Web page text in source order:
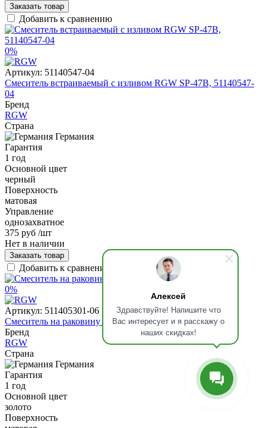
Алексей
Здравствуйте! Напишите что
Вас интересует и я расскажу о
наших скидках!
Заказать товар
Добавить к сравнению
0%
Артикул: 51140547-04
Смеситель встраиваемый с изливом RGW SP-47B, 51140547-
04
Бренд
RGW
Страна
Германия
Гарантия
1 год
Основной цвет
черный
Поверхность
матовая
Управление
однозахватное
375 руб /шт
Нет в наличии
Заказать товар
Добавить к сравнению
0%
Артикул: 511405301-06
Смеситель на раковину RGW SP-301G, 511405301-06
Бренд
RGW
Страна
Германия
Гарантия
1 год
Основной цвет
золото
Поверхность